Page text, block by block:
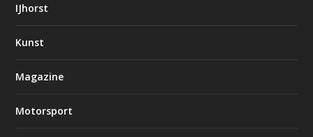
IJhorst
Kunst
Magazine
Motorsport